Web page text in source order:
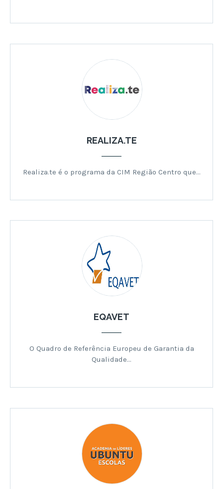
REALIZA.TE
Realiza.te é o programa da CIM Região Centro que…
EQAVET
O Quadro de Referência Europeu de Garantia da
Qualidade…